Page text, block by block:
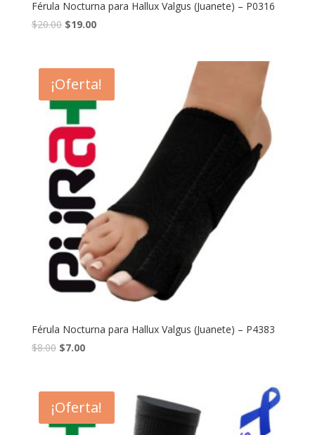
Férula Nocturna para Hallux Valgus (Juanete) – P0316
$20.00 $19.00
¡Oferta!
Férula Nocturna para Hallux Valgus (Juanete) – P4383
$8.00 $7.00
¡Oferta!